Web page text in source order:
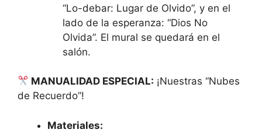
“Lo-debar: Lugar de Olvido”, y en el
lado de la esperanza: “Dios No
Olvida”. El mural se quedará en el
salón.
MANUALIDAD ESPECIAL: ¡Nuestras “Nubes
de Recuerdo”!
Materiales: